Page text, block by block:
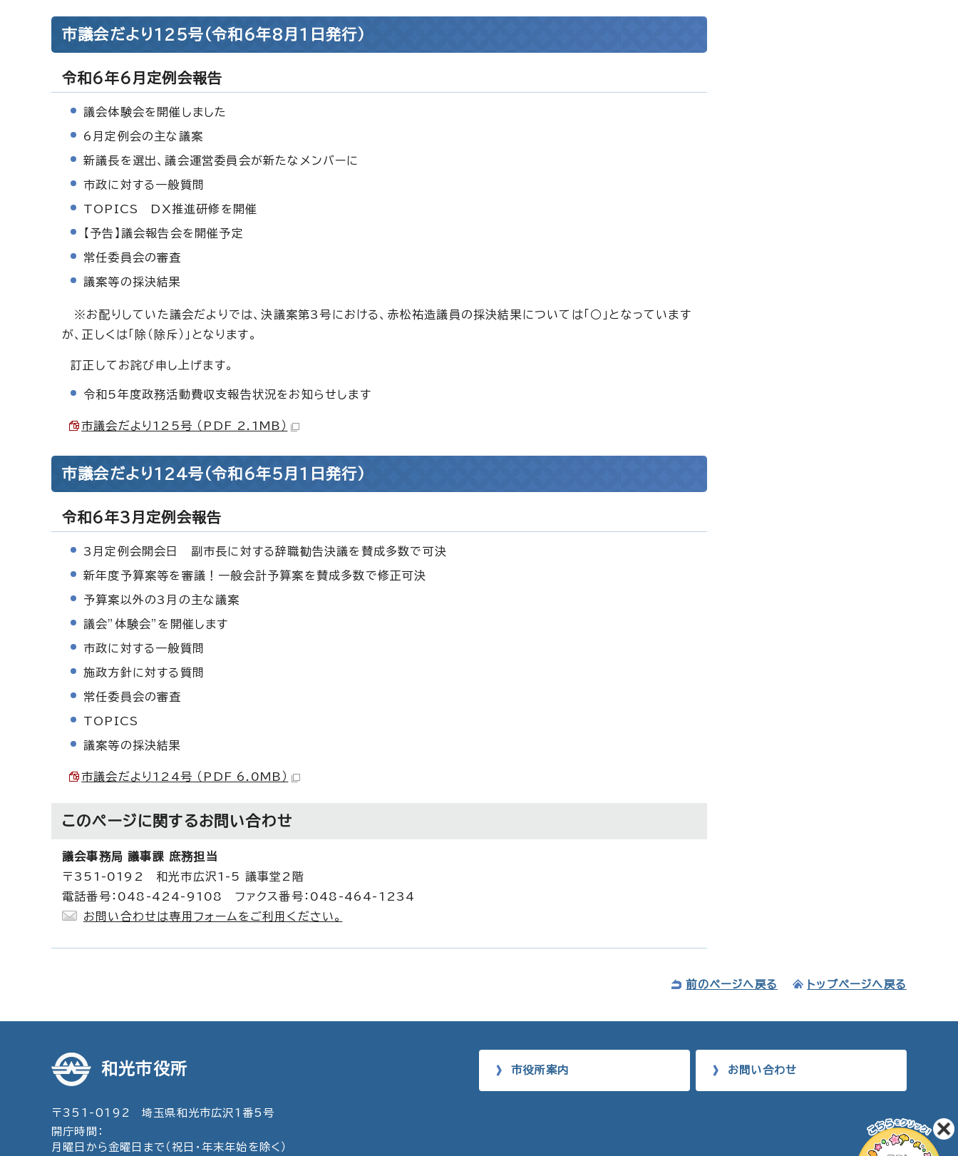
市議会だより125号（令和6年8月1日発行）
令和6年6月定例会報告
議会体験会を開催しました
6月定例会の主な議案
新議長を選出、議会運営委員会が新たなメンバーに
市政に対する一般質問
TOPICS DX推進研修を開催
【予告】議会報告会を開催予定
常任委員会の審査
議案等の採決結果
※お配りしていた議会だよりでは、決議案第3号における、赤松祐造議員の採決結果については「○」となっています
が、正しくは「除（除斥）」となります。
訂正してお詫び申し上げます。
令和5年度政務活動費収支報告状況をお知らせします
市議会だより125号 （PDF 2.1MB）
市議会だより124号（令和6年5月1日発行）
令和6年3月定例会報告
3月定例会開会日 副市長に対する辞職勧告決議を賛成多数で可決
新年度予算案等を審議！一般会計予算案を賛成多数で修正可決
予算案以外の3月の主な議案
議会”体験会”を開催します
市政に対する一般質問
施政方針に対する質問
常任委員会の審査
TOPICS
議案等の採決結果
市議会だより124号 （PDF 6.0MB）
このページに関するお問い合わせ
議会事務局 議事課 庶務担当
〒351-0192 和光市広沢1-5 議事堂2階
電話番号：048-424-9108 ファクス番号：048-464-1234
お問い合わせは専用フォームをご利用ください。
前のページへ戻る トップページへ戻る
和光市役所
〒351-0192 埼玉県和光市広沢1番5号
開庁時間：
月曜日から金曜日まで（祝日・年末年始を除く）
市役所案内 お問い合わせ